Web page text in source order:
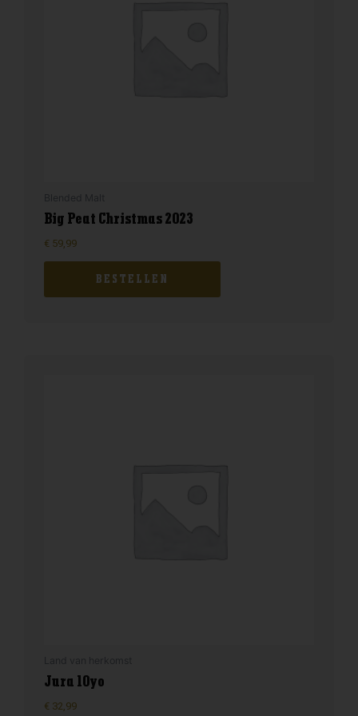
Big Peat Christmas 2023
€ 59,99
BESTELLEN
Jura 10yo
€ 32,99